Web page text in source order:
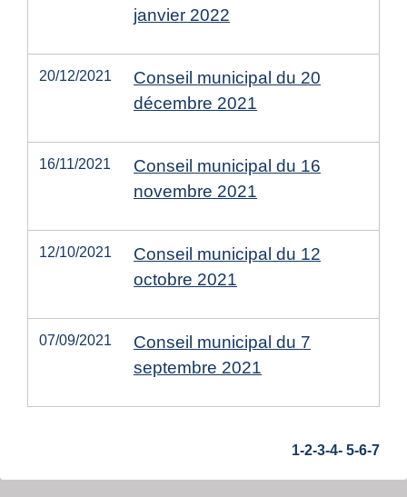
janvier 2022
20/12/2021
Conseil municipal du 20
décembre 2021
16/11/2021
Conseil municipal du 16
novembre 2021
12/10/2021
Conseil municipal du 12
octobre 2021
07/09/2021
Conseil municipal du 7
septembre 2021
1-2-3-4- 5-6-7